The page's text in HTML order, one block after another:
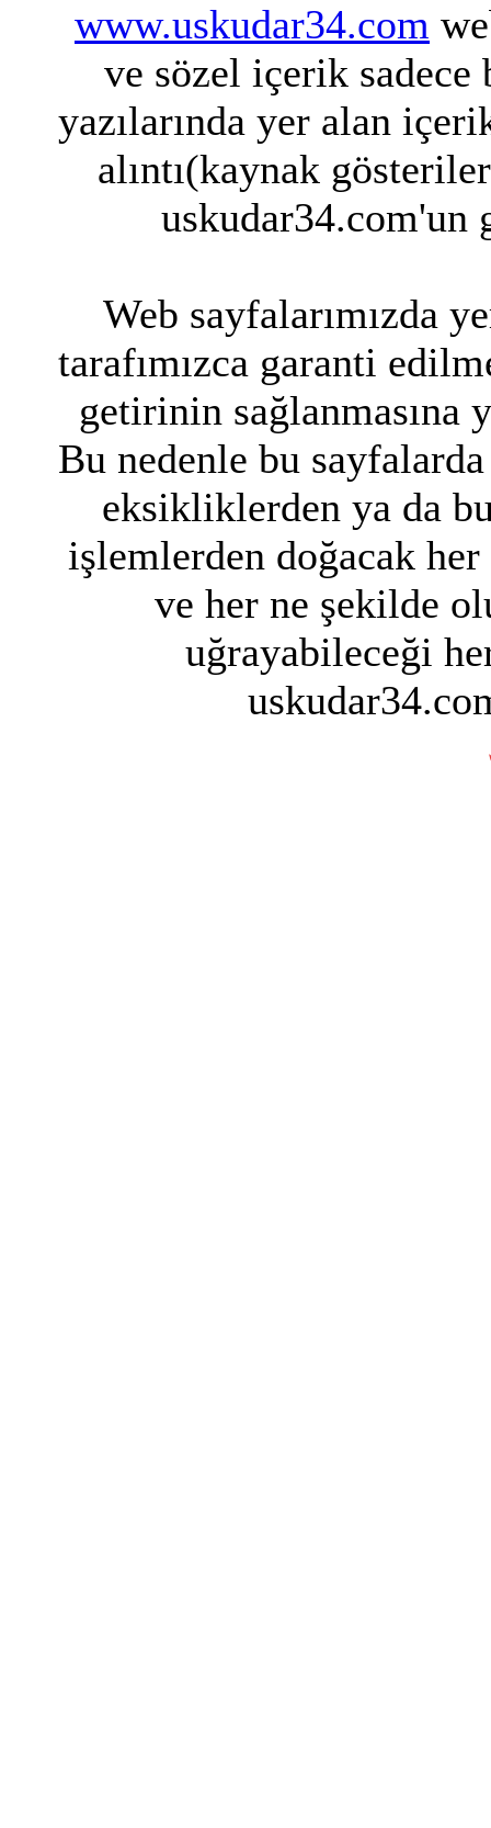
www.uskudar34.com
ve sözel içerik sadece
yazılarında yer alan
alıntı(kaynak
uskudar34.com'un
Web sayfalarımızda
tarafımızca garanti
getirinin
Bu nedenle bu
eksikliklerden ya da
işlemlerden doğacak
ve her ne şekilde
uğrayabileceği